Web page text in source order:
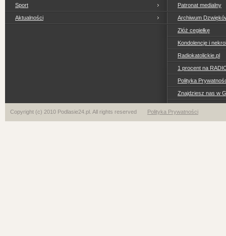
Sport
Aktualności
Patronat medialny
Archiwum
Złóż cegiełkę
Kondolencje i
Radiokatolickie.pl
1 procent na
Polityka
Znajdziesz nas w
Copyright (c) 2010 Podlasie24.pl. All rights reserved Polityka Prywatności